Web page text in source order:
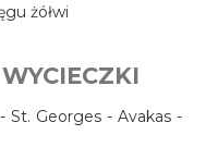
żółwi
St. Georges - Avakas -